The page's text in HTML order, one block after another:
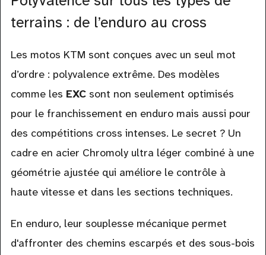
terrains : de l’enduro au cross
Les motos KTM sont conçues avec un seul mot
d’ordre : polyvalence extrême. Des modèles
comme les EXCsont non seulement optimisés
pour le franchissement en enduro mais aussi pour
des compétitions cross intenses. Le secret ? Un
cadre en acier Chromoly ultra léger combiné à une
géométrie ajustée qui améliore le contrôle à
haute vitesse et dans les sections techniques.
En enduro, leur souplesse mécanique permet
d'affronter des chemins escarpés et des sous-bois